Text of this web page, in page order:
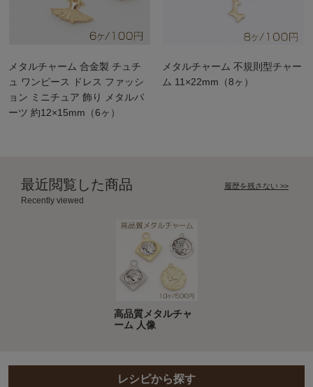
メタルチャーム 合金製 チュチ
ュ ワンピース ドレス ファッシ
ョン ミニチュア 飾り メタルパ
ーツ 約12×15mm（6ヶ）
メタルチャーム 不規則型チャー
ム 11×22mm（8ヶ）
最近閲覧した商品
Recently viewed
履歴を残さない >>
高品質メタルチャ
ーム 人像
レシピから探す